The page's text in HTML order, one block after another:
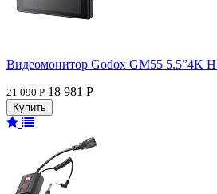
Видеомонитор Godox GM55 5.5”4K
21 090 Р 18 981 Р